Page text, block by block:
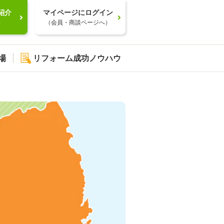
介 マイページにログイン
（会員・商談ページへ）
リフォーム成功ノウハウ